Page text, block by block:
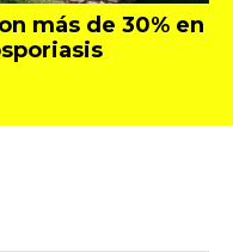
más de 30% en